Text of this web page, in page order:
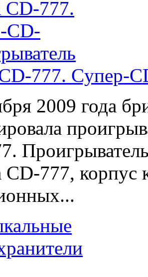
777. Cупер-
2009 года
CD-777, корпус